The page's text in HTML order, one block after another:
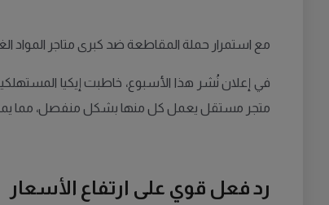
مع استمرار حملة المقاطعة ضد كبرى متاجر المواد
في إعلان نُشر هذا الأسبوع، خاطبت إيكيا
متجر مستقل يعمل كل منها بشكل منفصل، مما
رد فعل قوي على ارتفاع الأسعار